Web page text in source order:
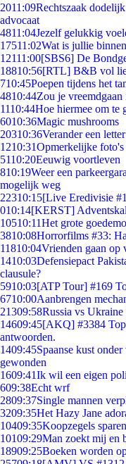
2011:09Rechtszaak
advocaat
4811:04Jezelf gelukkig
17511:02Wat is jullie
12111:00[SBS6] De
18810:56[RTL] B&B vol
710:45Poepen tijdens het
4810:44Zou je
1110:44Hoe hiermee om te
6010:36Magic mushrooms
20310:36Verander een
1210:31Opmerkelijke
5110:20Eeuwig voortleven
810:19Weer een
mogelijk weg
22310:15[Live Eredivisie
010:14[KERST]
10510:11Het grote
3810:08Horrorfilms #33:
11810:04Vrienden gaan op
1410:03Defensiepact
clausule?
5910:03[ATP Tour] #169
6710:00Aanbrengen
21309:58Russia vs Ukraine
14609:45[AKQ] #3384
antwoorden.
1409:45Spaanse kust
gewonden
1609:41Ik wil een eigen
609:38Echt wrf
2809:37Single mannen
3209:35Het Hazy Jane
10409:35Koopzegels
10109:29Man zoekt mij en
18909:25Boeken worden